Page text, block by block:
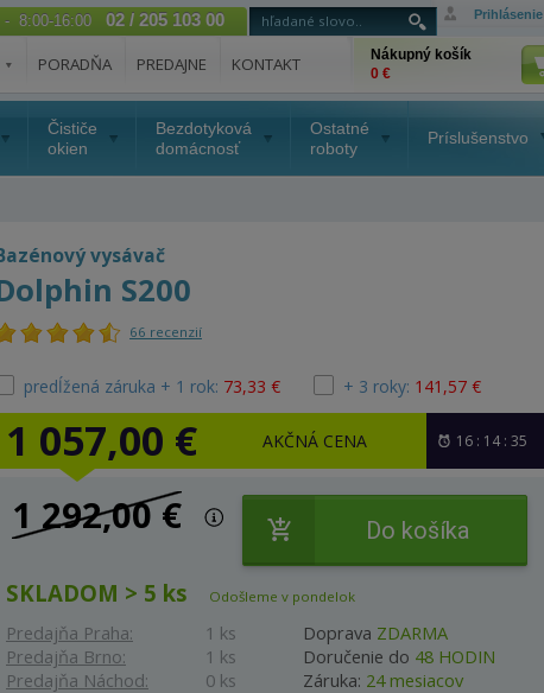
Prihlásenie
- 8:00-16:00 02 / 205 103 00
PORADŇA PREDAJNE KONTAKT
Nákupný košík
0 €
Čističe
okien
Bezdotyková
domácnosť
Ostatné
roboty
Príslušenstvo
vysávač
S200
66 recenzií
predĺžená záruka + 1 rok: 73,33 € + 3 roky: 141,57 €
1 057,00 € AKČNÁ CENA 16 : 14 : 35
1 292,00 € Do košíka
SKLADOM > 5 ks Odošleme v pondelok
Predajňa Praha:
1 ks
Predajňa Brno:
1 ks
Predajňa Náchod:
0 ks
Doprava ZDARMA
Doručenie do 48 HODIN
Záruka: 24 mesiacov